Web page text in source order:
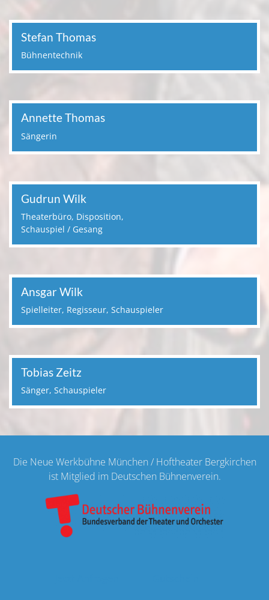
Stefan Thomas
Bühnentechnik
Annette Thomas
Sängerin
Gudrun Wilk
Theaterbüro, Disposition,
Schauspiel / Gesang
Ansgar Wilk
Spielleiter, Regisseur, Schauspieler
Tobias Zeitz
Sänger, Schauspieler
Die Neue Werkbühne München / Hoftheater Bergkirchen
ist Mitglied im Deutschen Bühnenverein.